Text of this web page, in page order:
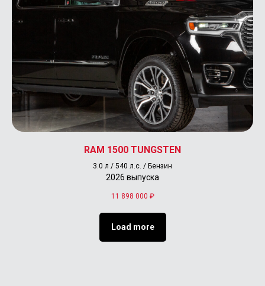
RAM 1500 TUNGSTEN
3.0 л / 540 л.с. / Бензин
2026 выпуска
11 898 000 ₽
Load more